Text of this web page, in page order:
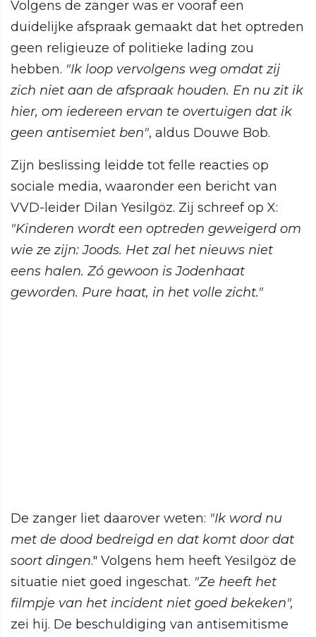
Volgens de zanger was er vooraf een
duidelijke afspraak gemaakt dat het optreden
geen religieuze of politieke lading zou
hebben. "Ik loop vervolgens weg omdat zij
zich niet aan de afspraak houden. En nu zit ik
hier, om iedereen ervan te overtuigen dat ik
geen antisemiet ben", aldus Douwe Bob.
Zijn beslissing leidde tot felle reacties op
sociale media, waaronder een bericht van
VVD-leider Dilan Yesilgöz. Zij schreef op X:
"Kinderen wordt een optreden geweigerd om
wie ze zijn: Joods. Het zal het nieuws niet
eens halen. Zó gewoon is Jodenhaat
geworden. Pure haat, in het volle zicht."
De zanger liet daarover weten: "Ik word nu
met de dood bedreigd en dat komt door dat
soort dingen." Volgens hem heeft Yesilgöz de
situatie niet goed ingeschat. "Ze heeft het
filmpje van het incident niet goed bekeken",
zei hij. De beschuldiging van antisemitisme